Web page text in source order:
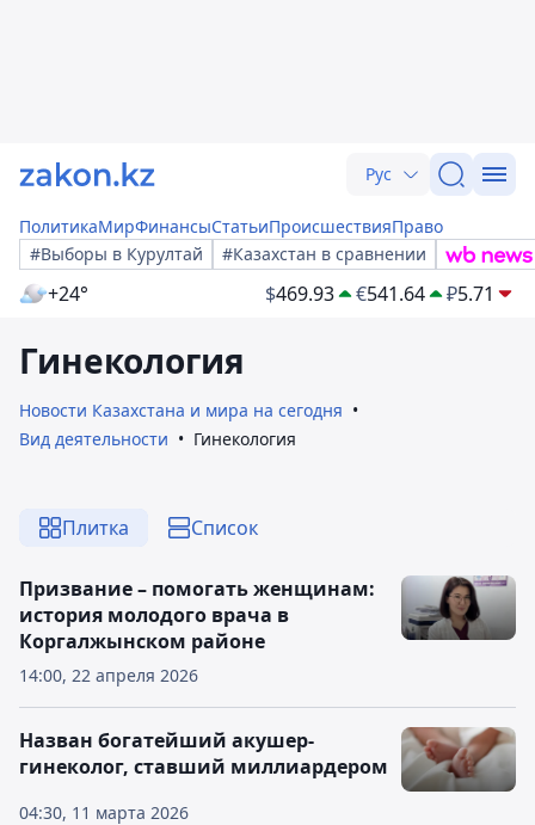
Рус
ПолитикаМирФинансыСтатьиПроисшествияПраво
#Выборы в Курултай
#Казахстан в сравнении
+24° $469.93 €541.64 ₽5.71
Гинекология
Новости Казахстана и мира на сегодня
Вид деятельности
Гинекология
Плитка Список
14:00, 22 апреля 2026
Призвание – помогать женщинам:
история молодого врача в
Коргалжынском районе
04:30, 11 марта 2026
Назван богатейший акушер-
гинеколог, ставший миллиардером